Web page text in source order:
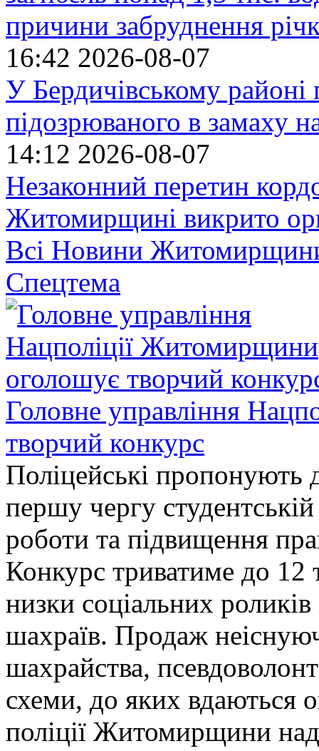
причини забруднення
16:42 2026-08-07
У Бердичівському районі
підозрюваного в замаху
14:12 2026-08-07
Незаконний перетин
Житомирщині викрито
Всі Новини
Спецтема
Головне управління
творчий конкурс
Поліцейські пропонують
першу чергу
роботи та підвищення
Конкурс триватиме до 12
низки соціальних
шахраїв. Продаж
шахрайства,
схеми, до яких
поліції Житомирщини